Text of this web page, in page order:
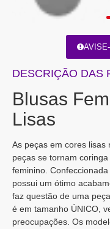
DESCRIÇÃO DAS
Blusas
Lisas
As peças em cores lisas
peças se tornam
feminino.
possui um ótimo
faz questão de uma
é em tamanho ÚNICO,
preocupações. Os